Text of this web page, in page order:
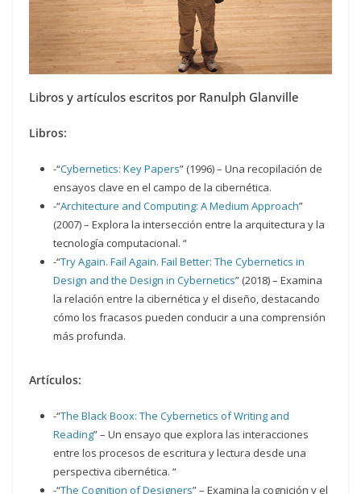
Libros y artículos escritos por Ranulph Glanville
Libros:
-“Cybernetics: Key Papers” (1996) – Una recopilación de
ensayos clave en el campo de la cibernética.
-“Architecture and Computing: A Medium Approach”
(2007) – Explora la intersección entre la arquitectura y la
tecnología computacional. “
-“Try Again. Fail Again. Fail Better: The Cybernetics in
Design and the Design in Cybernetics” (2018) – Examina
la relación entre la cibernética y el diseño, destacando
cómo los fracasos pueden conducir a una comprensión
más profunda.
Artículos:
-“The Black Boox: The Cybernetics of Writing and
Reading” – Un ensayo que explora las interacciones
entre los procesos de escritura y lectura desde una
perspectiva cibernética. “
-“The Cognition of Designers” – Examina la cognición y el